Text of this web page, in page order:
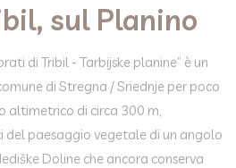
sul Planino
di Tribil - Tarbijske planine” è un
di Stregna / Sriednje per poco
altimetrico di circa 300 m,
paesaggio vegetale di un angolo
Doline che ancora conserva